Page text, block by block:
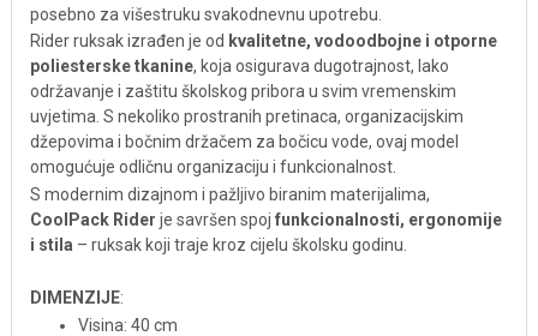
posebno za višestruku svakodnevnu upotrebu.
Rider ruksak izrađen je od kvalitetne, vodoodbojne i otporne
poliesterske tkanine, koja osigurava dugotrajnost, lako
održavanje i zaštitu školskog pribora u svim vremenskim
uvjetima. S nekoliko prostranih pretinaca, organizacijskim
džepovima i bočnim držačem za bočicu vode, ovaj model
omogućuje odličnu organizaciju i funkcionalnost.
S modernim dizajnom i pažljivo biranim materijalima,
CoolPack Rider je savršen spoj funkcionalnosti, ergonomije
i stila – ruksak koji traje kroz cijelu školsku godinu.
DIMENZIJE:
Visina: 40 cm